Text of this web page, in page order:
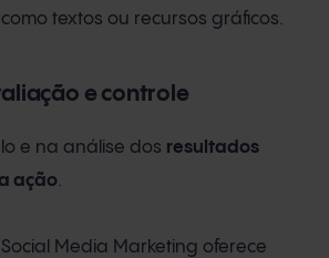
textos ou recursos gráficos.
e controle
e na análise dos resultados
ação.
Media Marketing oferece